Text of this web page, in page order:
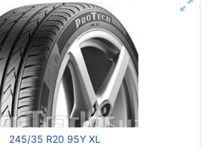
245/35 R20 95Y XL